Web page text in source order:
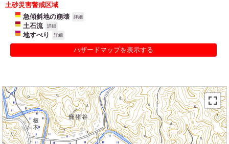
土砂災害警戒区域
急傾斜地の崩壊
詳細
土石流 詳細
地すべり 詳細
ハザードマップを表示する